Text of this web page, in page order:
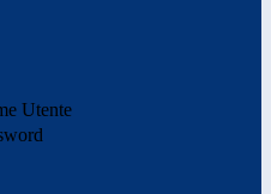
Utente